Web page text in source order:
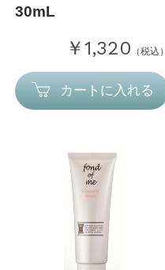
30mL
￥1,320 （税込）
カートに入れる